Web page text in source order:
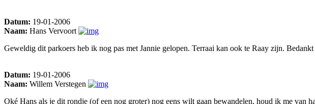
Datum: 19-01-2006
Naam: Hans Vervoort
Geweldig dit parkoers heb ik nog pas met Jannie gelopen. Terraai kan ook te Raay zijn. Bedankt
Datum: 19-01-2006
Naam: Willem Verstegen
Oké Hans als je dit rondje (of een nog groter) nog eens wilt gaan bewandelen, houd ik me van